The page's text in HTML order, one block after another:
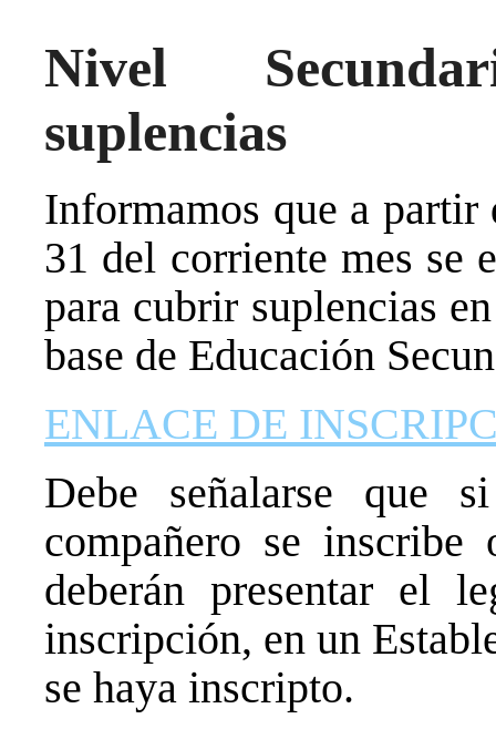
Nivel
suplencias
Informamos que a partir
31 del corriente mes se
para cubrir suplencias
base de Educación
ENLACE DE
Debe señalarse que
compañero se inscribe
deberán presentar el
inscripción, en un
se haya inscripto.